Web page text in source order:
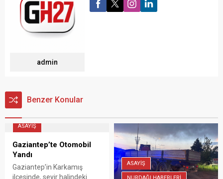
admin
Benzer Konular
ASAYİŞ
Gaziantep’te Otomobil
Yandı
Gaziantep’in Karkamış
ilçesinde, seyir halindeki
ASAYİŞ